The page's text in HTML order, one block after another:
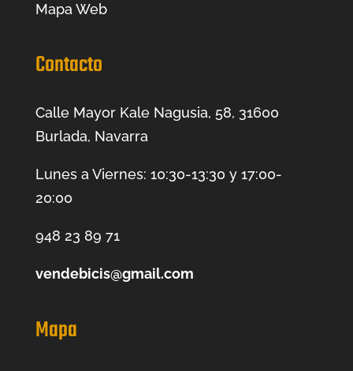
Mapa Web
Contacto
Calle Mayor Kale Nagusia, 58, 31600
Burlada, Navarra
Lunes a Viernes: 10:30-13:30 y 17:00-
20:00
948 23 89 71
vendebicis@gmail.com
Mapa